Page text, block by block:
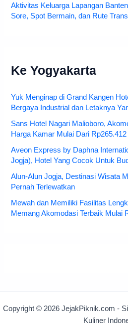
Aktivitas Keluarga Lapangan
Sore, Spot Bermain, dan Rute
Ke Yogyakarta
Yuk Menginap di Grand Kangen
Bergaya Industrial dan Letaknya
Sans Hotel Nagari Malioboro,
Harga Kamar Mulai Dari Rp265.412
Aveon Express by Daphna
Jogja), Hotel Yang Cocok Untuk
Alun-Alun Jogja, Destinasi Wisata
Pernah Terlewatkan
Mewah dan Memiliki Fasilitas
Memang Akomodasi Terbaik Mulai
Copyright © 2026 JejakPiknik.com -
Kuliner